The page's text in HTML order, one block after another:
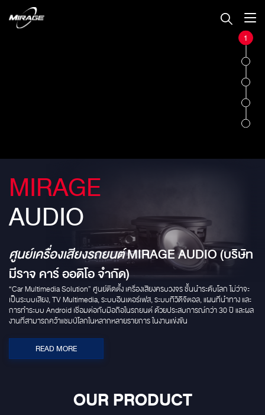
1
MIRAGE
AUDIO
ศูนย์เครื่องเสียงรถยนต์MIRAGE AUDIO (บริษัท
มีราจ คาร์ ออดิโอ จำกัด)
“Car Multimedia Solution” ศูนย์ติดตั้ง เครื่องเสียงครบวงจร ชั้นนำระดับโลก ไม่ว่าจะ
เป็นระบบเสียง, TV Multimedia, ระบบอินเตอร์เฟส, ระบบทีวีดิจิตอล, แผนที่นำทาง และ
การทำระบบ Android เชื่อมต่อกับมือถือในรถยนต์ ด้วยประสบการณ์กว่า 30 ปี และผล
งานที่สามารถคว้าแชมป์โลกในหลากหลายรายการ ในงานแข่งขัน
READ MORE
OUR PRODUCT